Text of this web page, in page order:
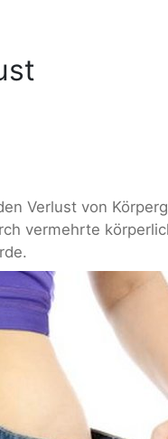
Verlust von
vermehrte